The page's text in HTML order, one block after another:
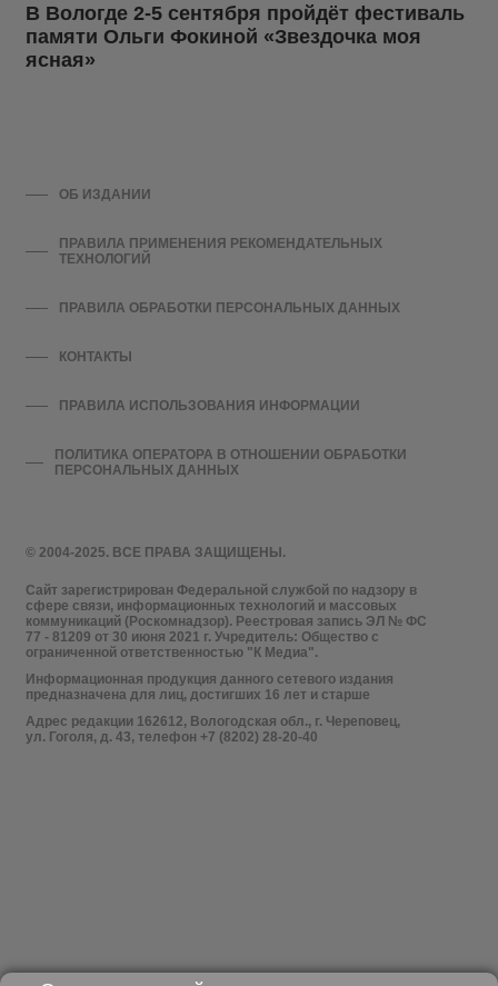
В Вологде 2-5 сентября пройдёт фестиваль
памяти Ольги Фокиной «Звездочка моя
ясная»
© 2004-2025. ВСЕ ПРАВА ЗАЩИЩЕНЫ.
Сайт зарегистрирован Федеральной службой по надзору в
сфере связи, информационных технологий и массовых
коммуникаций (Роскомнадзор). Реестровая запись ЭЛ № ФС
77 - 81209 от 30 июня 2021 г. Учредитель: Общество с
ограниченной ответственностью "К Медиа".
Информационная продукция данного сетевого издания
предназначена для лиц, достигших 16 лет и старше
Адрес редакции 162612, Вологодская обл., г. Череповец,
ул. Гоголя, д. 43, телефон +7 (8202) 28-20-40
ОБ ИЗДАНИИ
ПРАВИЛА ПРИМЕНЕНИЯ РЕКОМЕНДАТЕЛЬНЫХ
ТЕХНОЛОГИЙ
ПРАВИЛА ОБРАБОТКИ ПЕРСОНАЛЬНЫХ ДАННЫХ
КОНТАКТЫ
ПРАВИЛА ИСПОЛЬЗОВАНИЯ ИНФОРМАЦИИ
ПОЛИТИКА ОПЕРАТОРА В ОТНОШЕНИИ ОБРАБОТКИ
ПЕРСОНАЛЬНЫХ ДАННЫХ